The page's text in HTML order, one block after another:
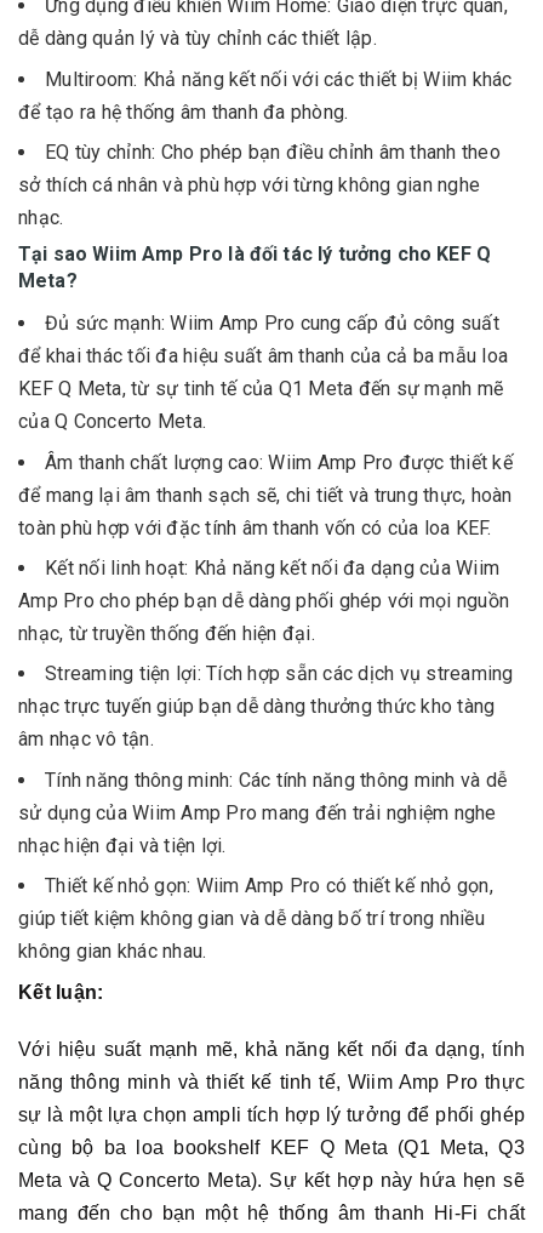
Ứng dụng điều khiển Wiim Home: Giao diện trực quan,
dễ dàng quản lý và tùy chỉnh các thiết lập.
Multiroom: Khả năng kết nối với các thiết bị Wiim khác
để tạo ra hệ thống âm thanh đa phòng.
EQ tùy chỉnh: Cho phép bạn điều chỉnh âm thanh theo
sở thích cá nhân và phù hợp với từng không gian nghe
nhạc.
Tại sao Wiim Amp Pro là đối tác lý tưởng cho KEF Q
Meta?
Đủ sức mạnh: Wiim Amp Pro cung cấp đủ công suất
để khai thác tối đa hiệu suất âm thanh của cả ba mẫu loa
KEF Q Meta, từ sự tinh tế của Q1 Meta đến sự mạnh mẽ
của Q Concerto Meta.
Âm thanh chất lượng cao: Wiim Amp Pro được thiết kế
để mang lại âm thanh sạch sẽ, chi tiết và trung thực, hoàn
toàn phù hợp với đặc tính âm thanh vốn có của loa KEF.
Kết nối linh hoạt: Khả năng kết nối đa dạng của Wiim
Amp Pro cho phép bạn dễ dàng phối ghép với mọi nguồn
nhạc, từ truyền thống đến hiện đại.
Streaming tiện lợi: Tích hợp sẵn các dịch vụ streaming
nhạc trực tuyến giúp bạn dễ dàng thưởng thức kho tàng
âm nhạc vô tận.
Tính năng thông minh: Các tính năng thông minh và dễ
sử dụng của Wiim Amp Pro mang đến trải nghiệm nghe
nhạc hiện đại và tiện lợi.
Thiết kế nhỏ gọn: Wiim Amp Pro có thiết kế nhỏ gọn,
giúp tiết kiệm không gian và dễ dàng bố trí trong nhiều
không gian khác nhau.
Kết luận:
Với hiệu suất mạnh mẽ, khả năng kết nối đa dạng, tính
năng thông minh và thiết kế tinh tế, Wiim Amp Pro thực
sự là một lựa chọn ampli tích hợp lý tưởng để phối ghép
cùng bộ ba loa bookshelf KEF Q Meta (Q1 Meta, Q3
Meta và Q Concerto Meta). Sự kết hợp này hứa hẹn sẽ
mang đến cho bạn một hệ thống âm thanh Hi-Fi chất